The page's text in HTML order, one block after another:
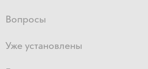
Вопросы
Уже установлены